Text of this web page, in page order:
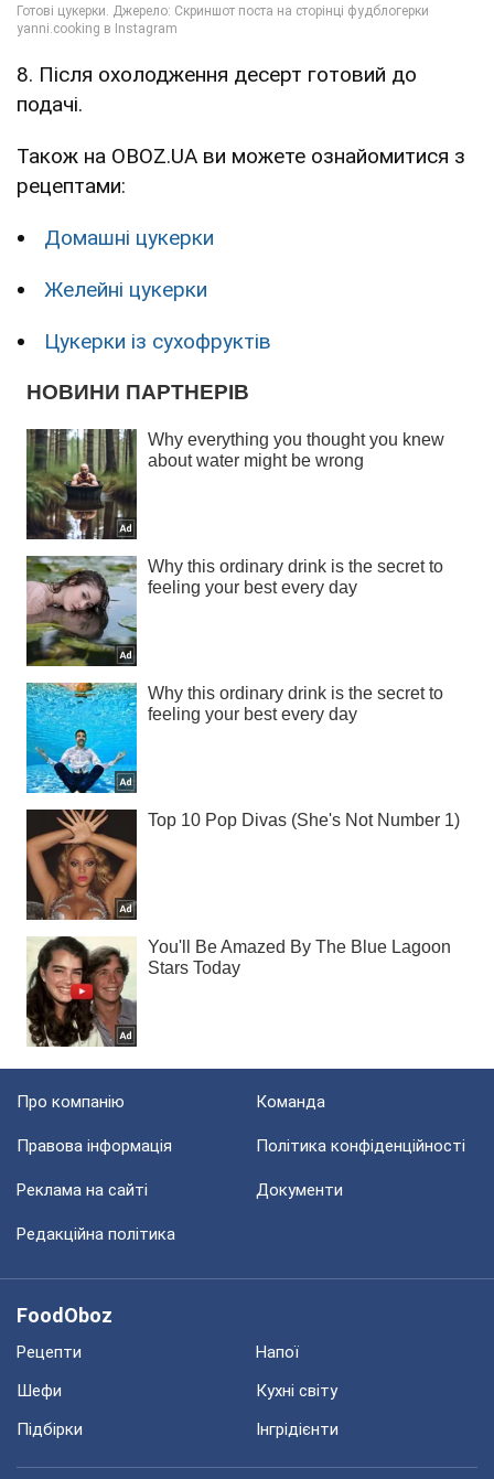
8. Після охолодження десерт готовий до
подачі.
Також на OBOZ.UA ви можете ознайомитися з
рецептами:
Домашні цукерки
Желейні цукерки
Цукерки із сухофруктів
Про компанію Команда
Правова інформація Політика конфіденційності
Реклама на сайті Документи
Редакційна політика
FoodOboz
Рецепти
Напої
Шефи
Кухні світу
Підбірки
Інгрідієнти